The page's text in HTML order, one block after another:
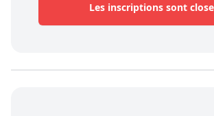
Les inscriptions sont